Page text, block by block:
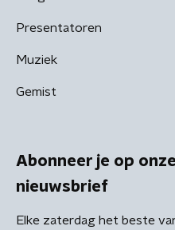
Presentatoren
Muziek
Gemist
Abonneer je op
nieuwsbrief
Elke zaterdag het beste